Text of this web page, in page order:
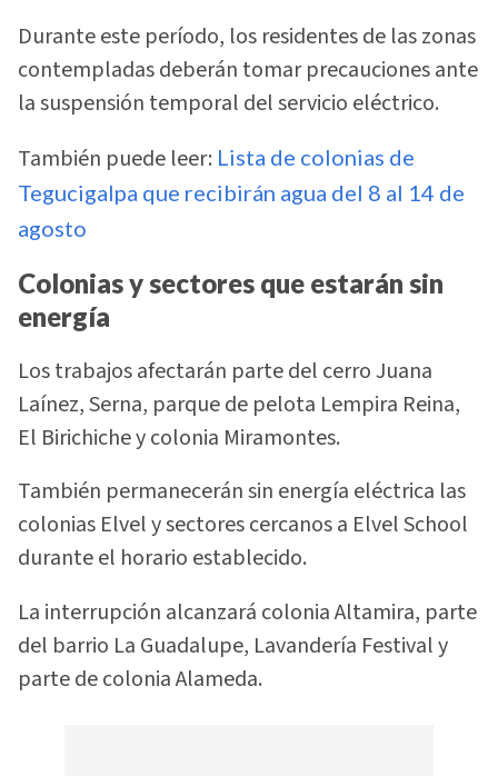
Durante este período, los residentes de las zonas
contempladas deberán tomar precauciones ante
la suspensión temporal del servicio eléctrico.
También puede leer: Lista de colonias de
Tegucigalpa que recibirán agua del 8 al 14 de
agosto
Colonias y sectores que estarán sin
energía
Los trabajos afectarán parte del cerro Juana
Laínez, Serna, parque de pelota Lempira Reina,
El Birichiche y colonia Miramontes.
También permanecerán sin energía eléctrica las
colonias Elvel y sectores cercanos a Elvel School
durante el horario establecido.
La interrupción alcanzará colonia Altamira, parte
del barrio La Guadalupe, Lavandería Festival y
parte de colonia Alameda.